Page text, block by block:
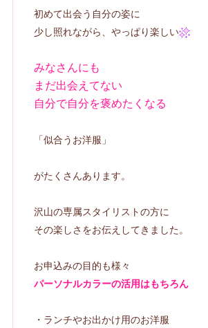
初めて出会う自分の姿に
少し照れながら、やっぱり楽しい
みなさんにも
まだ出会えてない
自分で自分を褒めたくなる
「似合うお洋服」
がたくさんあります。
沢山の専属スタイリストの方に
その楽しさをお伝えしてきました。
お申込みの目的も様々
パーソナルカラーの活用はもちろん
・ランチやお出かけ用のお洋服